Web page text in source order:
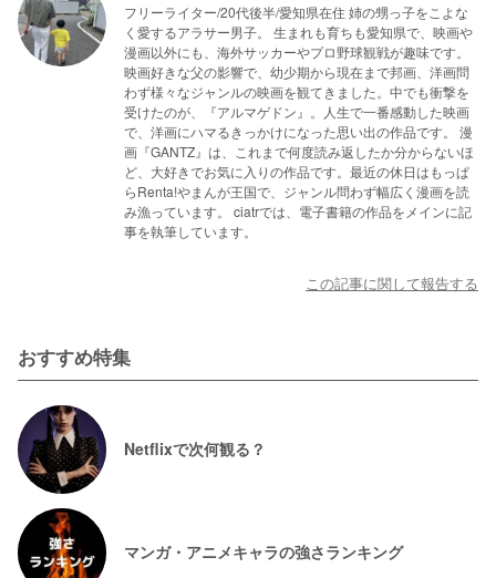
フリーライター/20代後半/愛知県在住 姉の甥っ子をこよな
く愛するアラサー男子。 生まれも育ちも愛知県で、映画や
漫画以外にも、海外サッカーやプロ野球観戦が趣味です。
映画好きな父の影響で、幼少期から現在まで邦画、洋画問
わず様々なジャンルの映画を観てきました。中でも衝撃を
受けたのが、『アルマゲドン』。人生で一番感動した映画
で、洋画にハマるきっかけになった思い出の作品です。 漫
画『GANTZ』は、これまで何度読み返したか分からないほ
ど、大好きでお気に入りの作品です。最近の休日はもっぱ
らRenta!やまんが王国で、ジャンル問わず幅広く漫画を読
み漁っています。 ciatrでは、電子書籍の作品をメインに記
事を執筆しています。
この記事に関して報告する
おすすめ特集
Netflixで次何観る？
マンガ・アニメキャラの強さランキング